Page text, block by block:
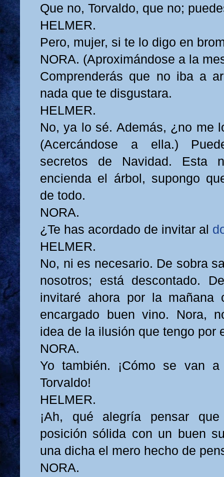
Que no, Torvaldo, que no;
HELMER.
Pero, mujer, si te lo digo en
NORA. (Aproximándose a la
Comprenderás que no iba a
nada que te disgustara.
HELMER.
No, ya lo sé. Además, ¿no me
(Acercándose a ella.)
secretos de Navidad. Esta
encienda el árbol, supongo
de todo.
NORA.
¿Te has acordado de invitar al
HELMER.
No, ni es necesario. De sobra
nosotros; está descontado.
invitaré ahora por la mañana
encargado buen vino. Nora,
idea de la ilusión que tengo por
NORA.
Yo también. ¡Cómo se van
Torvaldo!
HELMER.
¡Ah, qué alegría pensar
posición sólida con un buen
una dicha el mero hecho de
NORA.